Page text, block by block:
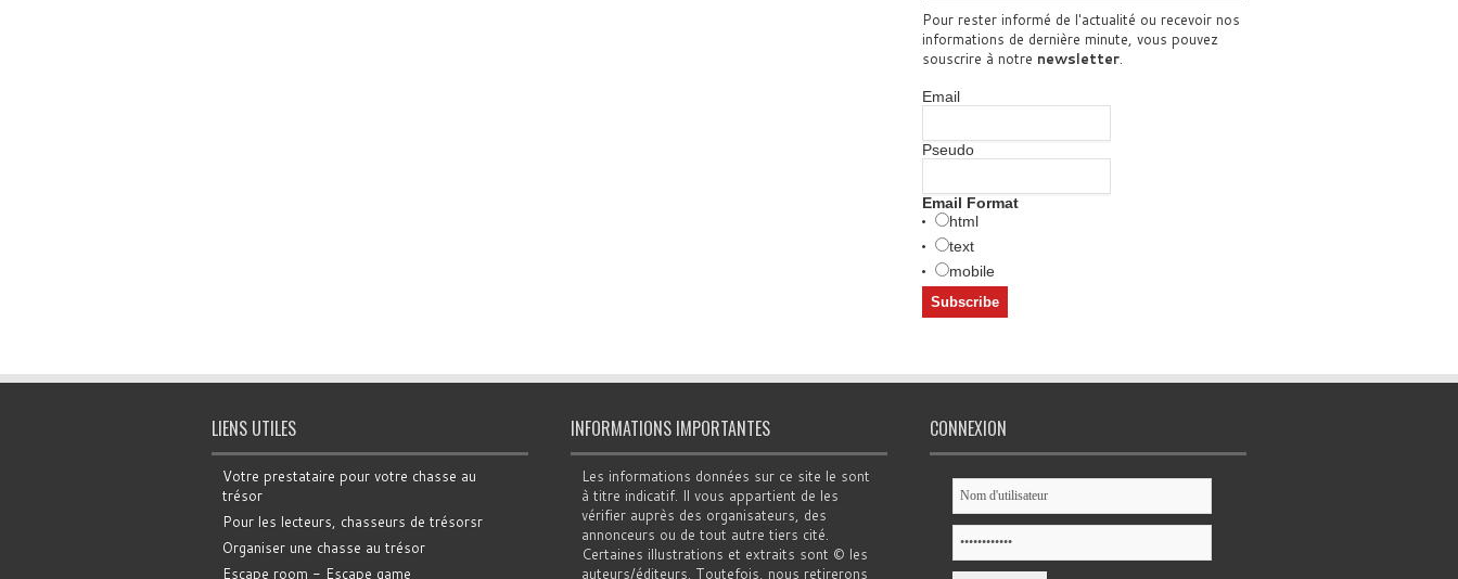
Pour rester informé de l'actualité ou recevoir nos
informations de dernière minute, vous pouvez
souscrire à notre newsletter.
Email
Pseudo
Email Format
html
text
mobile
LIENS UTILES
Votre prestataire pour votre chasse au
trésor
Pour les lecteurs, chasseurs de trésorsr
Organiser une chasse au trésor
Escape room - Escape game
INFORMATIONS IMPORTANTES
Les informations données sur ce site le sont
à titre indicatif. Il vous appartient de les
vérifier auprès des organisateurs, des
annonceurs ou de tout autre tiers cité.
Certaines illustrations et extraits sont © les
auteurs/éditeurs. Toutefois, nous retirerons
CONNEXION